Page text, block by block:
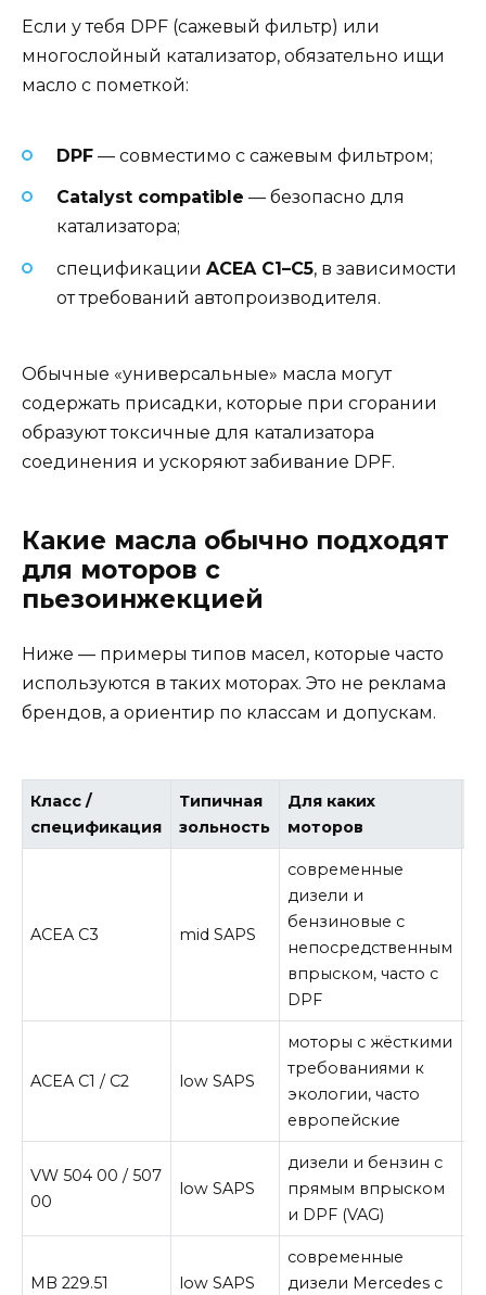
Если у тебя DPF (сажевый фильтр) или
многослойный катализатор, обязательно ищи
масло с пометкой:
DPF — совместимо с сажевым фильтром;
Catalyst compatible — безопасно для
катализатора;
спецификации ACEA C1–C5, в зависимости
от требований автопроизводителя.
Обычные «универсальные» масла могут
содержать присадки, которые при сгорании
образуют токсичные для катализатора
соединения и ускоряют забивание DPF.
Какие масла обычно подходят
для моторов с
пьезоинжекцией
Ниже — примеры типов масел, которые часто
используются в таких моторах. Это не реклама
брендов, а ориентир по классам и допускам.
Класс /
спецификация
Типичная
зольность
Для каких
моторов
ACEA C3 mid SAPS
современные
дизели и
бензиновые с
непосредственным
впрыском, часто с
DPF
ACEA C1 / C2 low SAPS
моторы с жёсткими
требованиями к
экологии, часто
европейские
VW 504 00 / 507
00
low SAPS
дизели и бензин с
прямым впрыском
и DPF (VAG)
MB 229.51 low SAPS
современные
дизели Mercedes с